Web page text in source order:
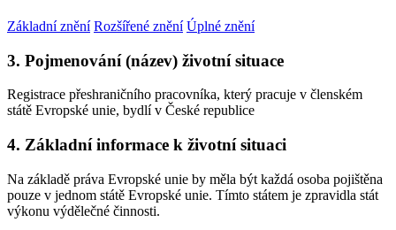
Základní znění Rozšířené znění Úplné znění
3. Pojmenování (název) životní situace
Registrace přeshraničního pracovníka, který pracuje v členském
státě Evropské unie, bydlí v České republice
4. Základní informace k životní situaci
Na základě práva Evropské unie by měla být každá osoba pojištěna
pouze v jednom státě Evropské unie. Tímto státem je zpravidla stát
výkonu výdělečné činnosti.